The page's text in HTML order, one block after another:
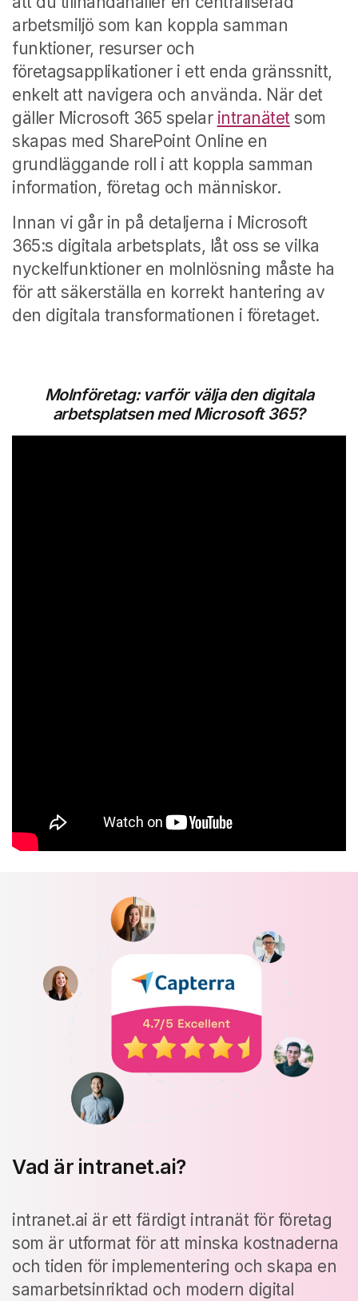
arbetsmiljö som kan koppla samman
funktioner, resurser och
företagsapplikationer i ett enda gränssnitt,
enkelt att navigera och använda. När det
gäller Microsoft 365 spelar intranätet som
skapas med SharePoint Online en
grundläggande roll i att koppla samman
information, företag och människor.
Innan vi går in på detaljerna i Microsoft
365:s digitala arbetsplats, låt oss se vilka
nyckelfunktioner en molnlösning måste ha
för att säkerställa en korrekt hantering av
den digitala transformationen i företaget.
Molnföretag: varför välja den digitala
arbetsplatsen med Microsoft 365?
Vad är intranet.ai?
intranet.ai är ett färdigt intranät för företag
som är utformat för att minska kostnaderna
och tiden för implementering och skapa en
samarbetsinriktad och modern digital